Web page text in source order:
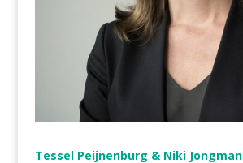
Tessel Peijnenburg & Niki Jongman